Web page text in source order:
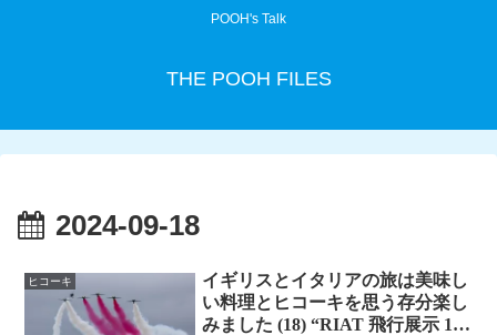
POOH's Talk
THE POOH FILES
2024-09-18
ヒコーキ
イギリスとイタリアの旅は美味し
い料理とヒコーキを思う存分楽し
みました (18) “RIAT 飛行展示 1日